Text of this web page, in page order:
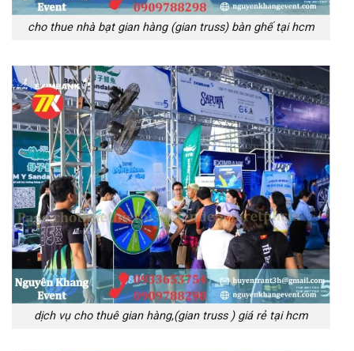
cho thue nhà bạt gian hàng (gian truss) bàn ghế tại hcm
dịch vụ cho thuê gian hàng,(gian truss ) giá rẻ tại hcm